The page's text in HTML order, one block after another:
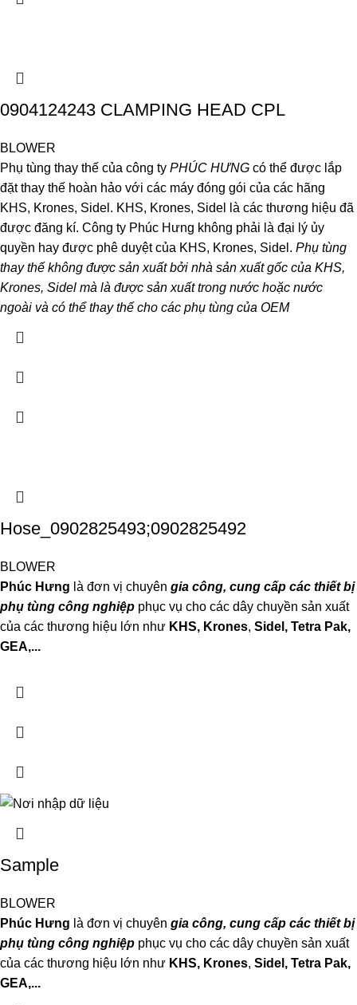
0904124243 CLAMPING HEAD CPL
BLOWER
Phụ tùng thay thế của công ty PHÚC HƯNG có thể được lắp
đặt thay thế hoàn hảo với các máy đóng gói của các hãng
KHS, Krones, Sidel. KHS, Krones, Sidel là các thương hiệu đã
được đăng kí. Công ty Phúc Hưng không phải là đại lý ủy
quyền hay được phê duyệt của KHS, Krones, Sidel. Phụ tùng
thay thế không được sản xuất bởi nhà sản xuất gốc của KHS,
Krones, Sidel mà là được sản xuất trong nước hoặc nước
ngoài và có thể thay thế cho các phụ tùng của OEM
Hose_0902825493;0902825492
BLOWER
Phúc Hưng là đơn vị chuyên gia công, cung cấp các thiết bị
phụ tùng công nghiệp phục vụ cho các dây chuyền sản xuất
của các thương hiệu lớn như KHS, Krones, Sidel, Tetra Pak,
GEA,...
Sample
BLOWER
Phúc Hưng là đơn vị chuyên gia công, cung cấp các thiết bị
phụ tùng công nghiệp phục vụ cho các dây chuyền sản xuất
của các thương hiệu lớn như KHS, Krones, Sidel, Tetra Pak,
GEA,...